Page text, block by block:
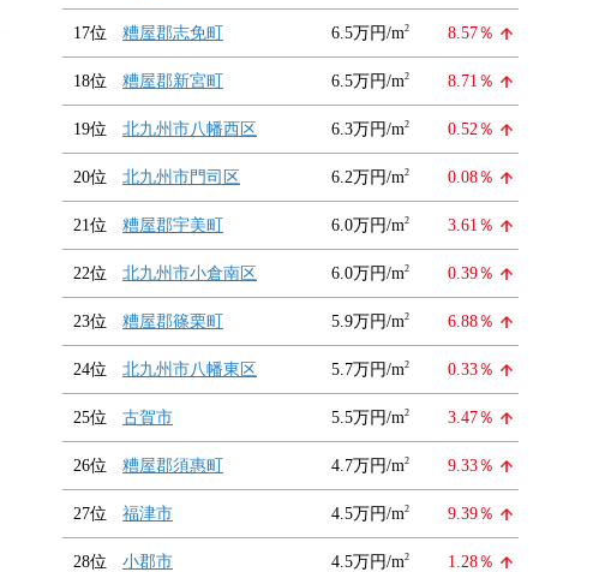
17位 糟屋郡志免町 6.5万円/m2 8.57％
18位 糟屋郡新宮町 6.5万円/m2 8.71％
19位 北九州市八幡西区 6.3万円/m2 0.52％
20位 北九州市門司区 6.2万円/m2 0.08％
21位 糟屋郡宇美町 6.0万円/m2 3.61％
22位 北九州市小倉南区 6.0万円/m2 0.39％
23位 糟屋郡篠栗町 5.9万円/m2 6.88％
24位 北九州市八幡東区 5.7万円/m2 0.33％
25位 古賀市 5.5万円/m2 3.47％
26位 糟屋郡須惠町 4.7万円/m2 9.33％
27位 福津市 4.5万円/m2 9.39％
28位 小郡市 4.5万円/m2 1.28％